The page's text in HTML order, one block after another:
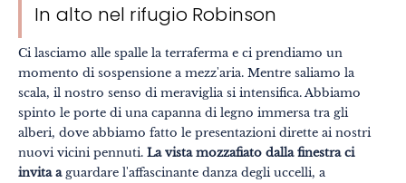
In alto nel rifugio Robinson
Ci lasciamo alle spalle la terraferma e ci prendiamo un
momento di sospensione a mezz'aria. Mentre saliamo la
scala, il nostro senso di meraviglia si intensifica. Abbiamo
spinto le porte di una capanna di legno immersa tra gli
alberi, dove abbiamo fatto le presentazioni dirette ai nostri
nuovi vicini pennuti. La vista mozzafiato dalla finestra ci
invita aguardare l'affascinante danza degli uccelli, a